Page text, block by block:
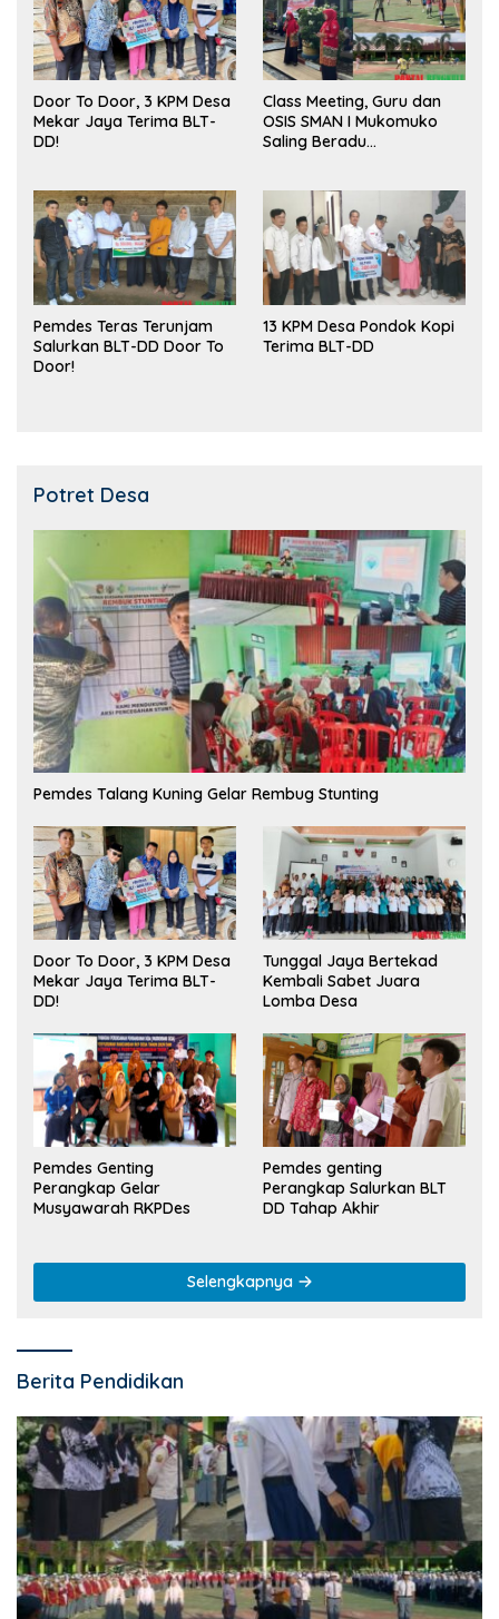
Door To Door, 3 KPM Desa
Mekar Jaya Terima BLT-
DD!
Class Meeting, Guru dan
OSIS SMAN I Mukomuko
Saling Beradu
Pemdes Teras Terunjam
Salurkan BLT-DD Door To
Door!
13 KPM Desa Pondok Kopi
Terima BLT-DD
Potret Desa
Pemdes Talang Kuning Gelar Rembug Stunting
Door To Door, 3 KPM Desa
Mekar Jaya Terima BLT-
DD!
Tunggal Jaya Bertekad
Kembali Sabet Juara
Lomba Desa
Pemdes Genting
Perangkap Gelar
Musyawarah RKPDes
Pemdes genting
Perangkap Salurkan BLT
DD Tahap Akhir
Selengkapnya
Berita Pendidikan